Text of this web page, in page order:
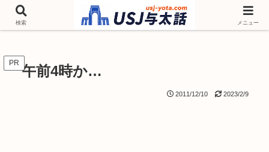
チケットやシーズンイベント ニンテンドーワールド アトラクションなどユニ
バを歩いて情報収集しています
PR 午前4時か…
2011/12/10 2023/2/9
検索 メニュー